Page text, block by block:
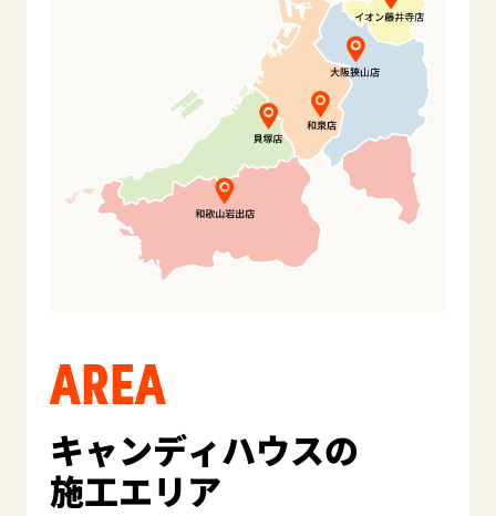
AREA
キャンディハウスの
施工エリア